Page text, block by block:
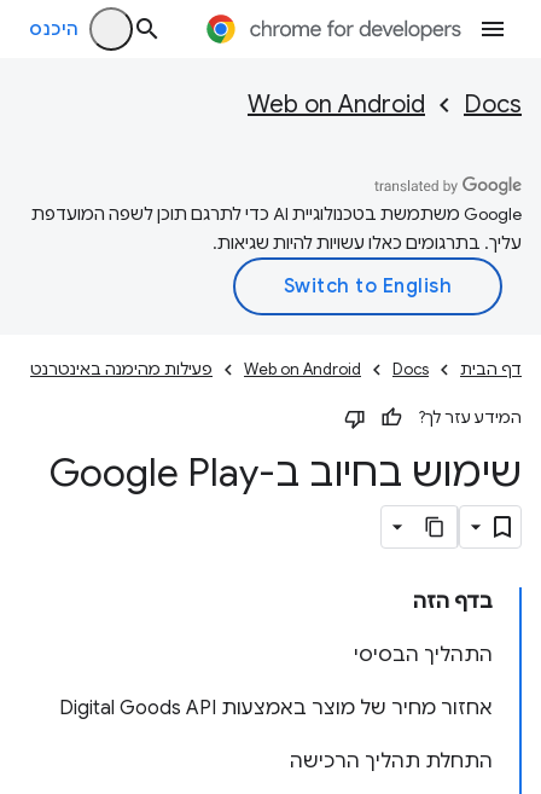
היכנס
Docs
Web on Android
‫Google משתמשת בטכנולוגיית AI כדי לתרגם תוכן לשפה המועדפת
עליך. בתרגומים כאלו עשויות להיות שגיאות.
דף הבית Docs
Web on Android פעילות מהימנה באינטרנט
המידע עזר לך?
שימוש בחיוב ב-Google Play
בדף הזה
התהליך הבסיסי
אחזור מחיר של מוצר באמצעות Digital Goods API
התחלת תהליך הרכישה